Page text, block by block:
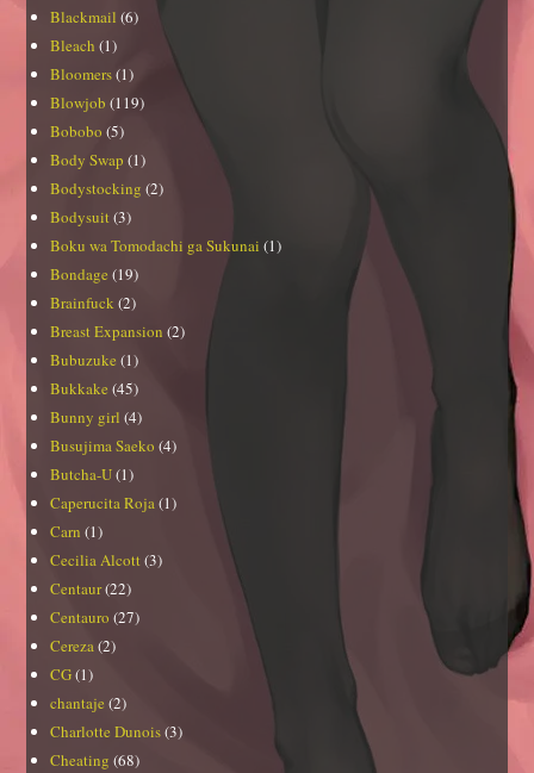
Blackmail (6)
Bleach (1)
Bloomers(1)
Blowjob (119)
Bobobo (5)
Body Swap (1)
Bodystocking (2)
Bodysuit (3)
Boku wa Tomodachi ga Sukunai (1)
Bondage (19)
Brainfuck (2)
Breast Expansion (2)
Bubuzuke (1)
Bukkake (45)
Bunny girl (4)
Busujima Saeko (4)
Butcha-U(1)
Caperucita Roja (1)
Carn (1)
Cecilia Alcott (3)
Centaur(22)
Centauro (27)
Cereza (2)
CG(1)
chantaje (2)
Charlotte Dunois(3)
Cheating (68)